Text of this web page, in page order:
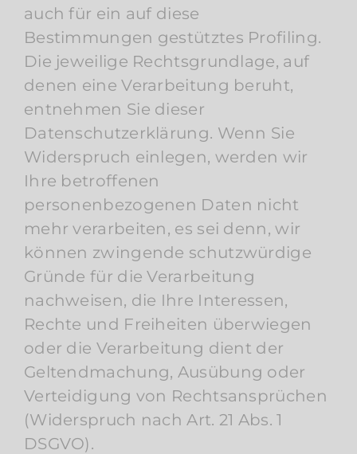
auch für ein auf diese
Bestimmungen gestütztes Profiling.
Die jeweilige Rechtsgrundlage, auf
denen eine Verarbeitung beruht,
entnehmen Sie dieser
Datenschutzerklärung. Wenn Sie
Widerspruch einlegen, werden wir
Ihre betroffenen
personenbezogenen Daten nicht
mehr verarbeiten, es sei denn, wir
können zwingende schutzwürdige
Gründe für die Verarbeitung
nachweisen, die Ihre Interessen,
Rechte und Freiheiten überwiegen
oder die Verarbeitung dient der
Geltendmachung, Ausübung oder
Verteidigung von Rechtsansprüchen
(Widerspruch nach Art. 21 Abs. 1
DSGVO).